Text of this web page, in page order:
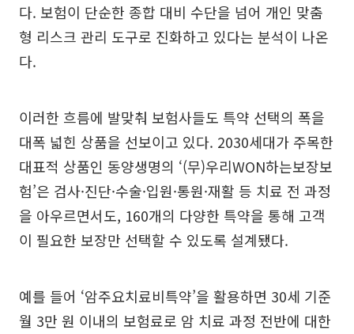
다. 보험이 단순한 종합 대비 수단을 넘어 개인 맞춤
형 리스크 관리 도구로 진화하고 있다는 분석이 나온
다.
이러한 흐름에 발맞춰 보험사들도 특약 선택의 폭을
대폭 넓힌 상품을 선보이고 있다. 2030세대가 주목한
대표적 상품인 동양생명의 ‘(무)우리WON하는보장보
험’은 검사·진단·수술·입원·통원·재활 등 치료 전 과정
을 아우르면서도, 160개의 다양한 특약을 통해 고객
이 필요한 보장만 선택할 수 있도록 설계됐다.
예를 들어 ‘암주요치료비특약’을 활용하면 30세 기준
월 3만 원 이내의 보험료로 암 치료 과정 전반에 대한